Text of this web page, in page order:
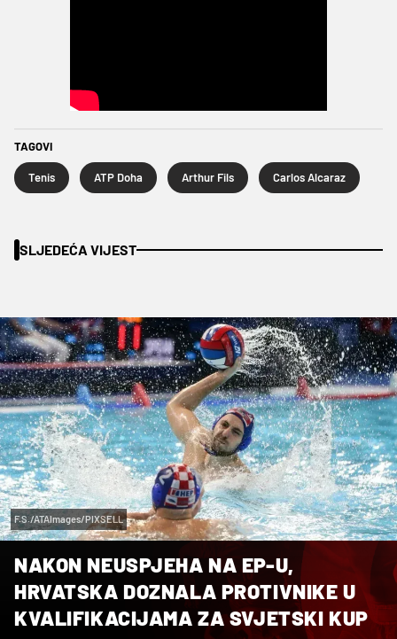
TAGOVI
Tenis ATP Doha Arthur Fils Carlos Alcaraz
SLJEDEĆA VIJEST
F.S./ATAImages/PIXSELL
NAKON NEUSPJEHA NA EP-U,
HRVATSKA DOZNALA PROTIVNIKE U
KVALIFIKACIJAMA ZA SVJETSKI KUP